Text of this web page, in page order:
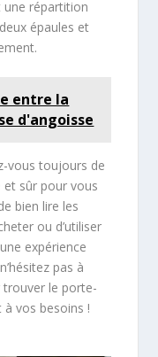
une répartition
épaules et
entre la
d'angoisse
vous toujours de
sûr pour vous
bien lire les
ou d’utiliser
expérience
pas à
le porte-
vos besoins !